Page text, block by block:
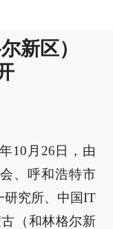
新区）
10月26日，由
、呼和浩特市
研究所、中国IT
（和林格尔新